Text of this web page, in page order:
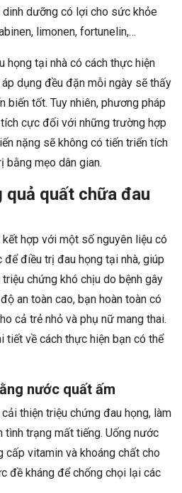
dinh dưỡng có lợi cho sức khỏe
limonen, fortunelin,…
họng tại nhà có cách thực hiện
dụng đều đặn mỗi ngày sẽ thấy
biến tốt. Tuy nhiên, phương pháp
cực đối với những trường hợp
nặng sẽ không có tiến triển tích
bằng mẹo dân gian.
quả quất chữa đau
kết hợp với một số nguyên liệu có
điều trị đau họng tại nhà, giúp
chứng khó chịu do bệnh gây
an toàn cao, bạn hoàn toàn có
cả trẻ nhỏ và phụ nữ mang thai.
tiết về cách thực hiện bạn có thể
nước quất ấm
thiện triệu chứng đau họng, làm
tình trạng mất tiếng. Uống nước
cấp vitamin và khoáng chất cho
đề kháng để chống chọi lại các